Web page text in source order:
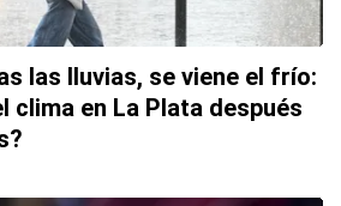
las lluvias, se viene el frío:
clima en La Plata después